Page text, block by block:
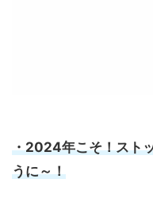
・2024年こそ！スト
うに～！